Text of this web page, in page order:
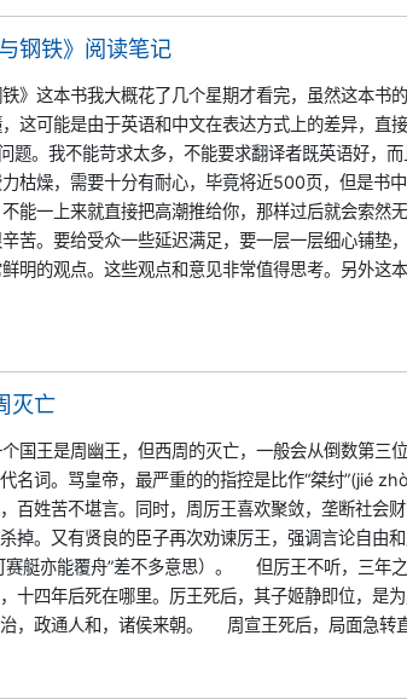
钢铁》阅读笔记
铁》这本书我大概花了几个星期才看完，虽然这本
这可能是由于英语和中文在表达方式上的差异，直
题。我不能苛求太多，不能要求翻译者既英语好，
枯燥，需要十分有耐心，毕竟将近500页，但是书
能一上来就直接把高潮推给你，那样过后就会索然
苦。要给受众一些延迟满足，要一层一层细心铺垫
明的观点。这些观点和意见非常值得思考。另外这
灭亡
国王是周幽王，但西周的灭亡，一般会从倒数第三
名词。骂皇帝，最严重的的指控是比作“桀纣”(jié
百姓苦不堪言。同时，周厉王喜欢聚敛，垄断社会
掉。又有贤良的臣子再次劝谏厉王，强调言论自由
赛艇亦能覆舟”差不多意思）。 但厉王不听，三年
，十四年后死在哪里。厉王死后，其子姬静即位，是
，政通人和，诸侯来朝。 周宣王死后，局面急转